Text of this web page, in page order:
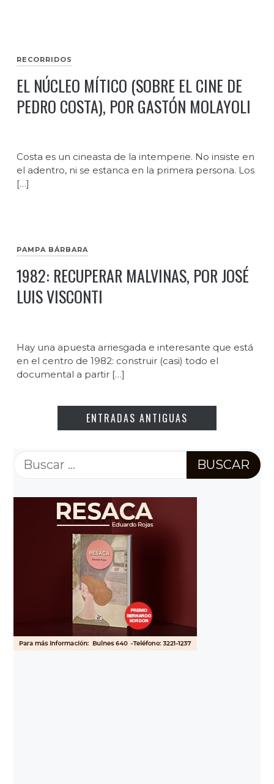
RECORRIDOS
EL NÚCLEO MÍTICO (SOBRE EL CINE DE
PEDRO COSTA), POR GASTÓN MOLAYOLI
Costa es un cineasta de la intemperie. No insiste en
el adentro, ni se estanca en la primera persona. Los
[…]
PAMPA BÁRBARA
1982: RECUPERAR MALVINAS, POR JOSÉ
LUIS VISCONTI
Hay una apuesta arriesgada e interesante que está
en el centro de 1982: construir (casi) todo el
documental a partir […]
ENTRADAS ANTIGUAS
Buscar: